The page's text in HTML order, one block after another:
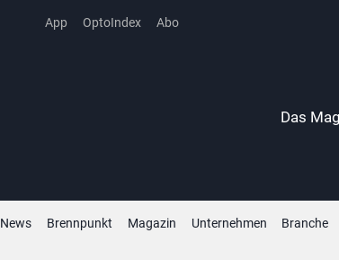
App OptoIndex Abo
Das
News Brennpunkt Magazin Unternehmen Branche